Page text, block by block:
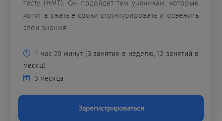
тесту (НМТ). Он подойдет тем ученикам, которые
хотят в сжатые сроки структурировать и освежить
свои знания.
1 час 20 минут (3 занятия в неделю, 12 занятий в
месяц)
3 месяца
Зарегистрироваться